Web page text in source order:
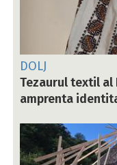
DOLJ
Tezaurul textil al
amprenta